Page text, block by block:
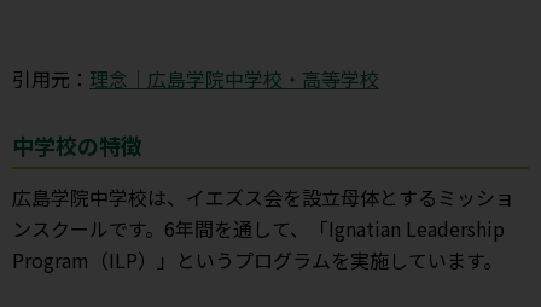
引用元： 理念｜広島学院中学校・高等学校
中学校の特徴
広島学院中学校は、イエズス会を設立母体とするミッショ
ンスクールです。6年間を通して、「Ignatian Leadership
Program（ILP）」というプログラムを実施しています。